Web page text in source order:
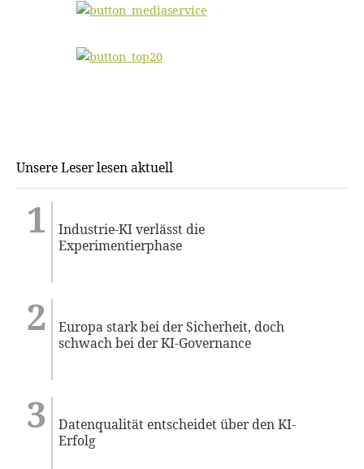
Unsere Leser lesen aktuell
Industrie-KI verlässt die
Experimentierphase
Europa stark bei der Sicherheit, doch
schwach bei der KI-Governance
Datenqualität entscheidet über den KI-
Erfolg